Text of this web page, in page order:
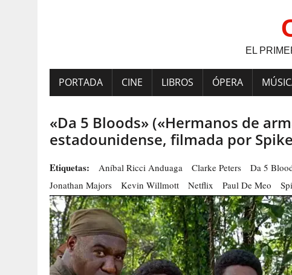
EL
PORTADA CINE LIBROS ÓPERA
«Da 5 Bloods» («Hermanos de
estadounidense, filmada por
Etiquetas: Aníbal Ricci Anduaga Clarke Peters Da 5
Jonathan Majors
Kevin Willmott Netflix Paul De Meo